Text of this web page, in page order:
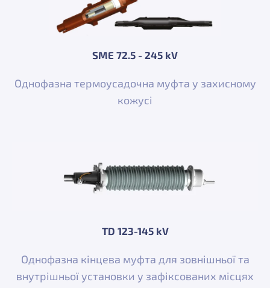
SME 72.5 - 245 kV
Однофазна термоусадочна муфта у захисному
кожусі
TD 123-145 kV
Однофазна кінцева муфта для зовнішньої та
внутрішньої установки у зафіксованих місцях